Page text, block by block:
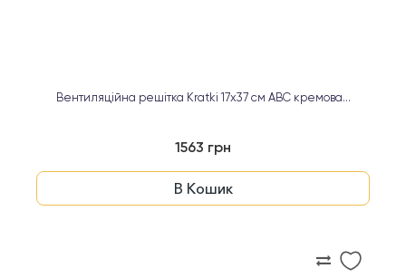
Вентиляційна решітка Kratki 17х37 см ABC кремова...
1563 грн
В Кошик